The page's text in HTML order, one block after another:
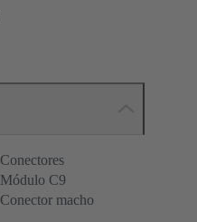
Conectores
Módulo C9
Conector macho